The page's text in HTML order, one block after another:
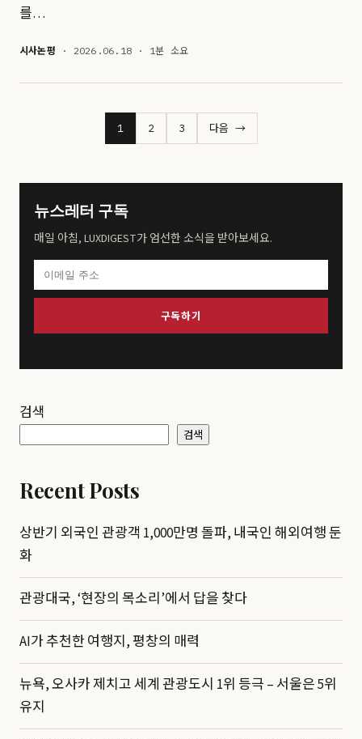
를…
시사논평 · 2026.06.18 · 1분 소요
1 2 3 다음 →
뉴스레터 구독
매일 아침, LUXDIGEST가 엄선한 소식을 받아보세요.
구독하기
검색
검색
Recent Posts
상반기 외국인 관광객 1,000만명 돌파, 내국인 해외여행 둔
화
관광대국, ‘현장의 목소리’에서 답을 찾다
AI가 추천한 여행지, 평창의 매력
뉴욕, 오사카 제치고 세계 관광도시 1위 등극 – 서울은 5위
유지